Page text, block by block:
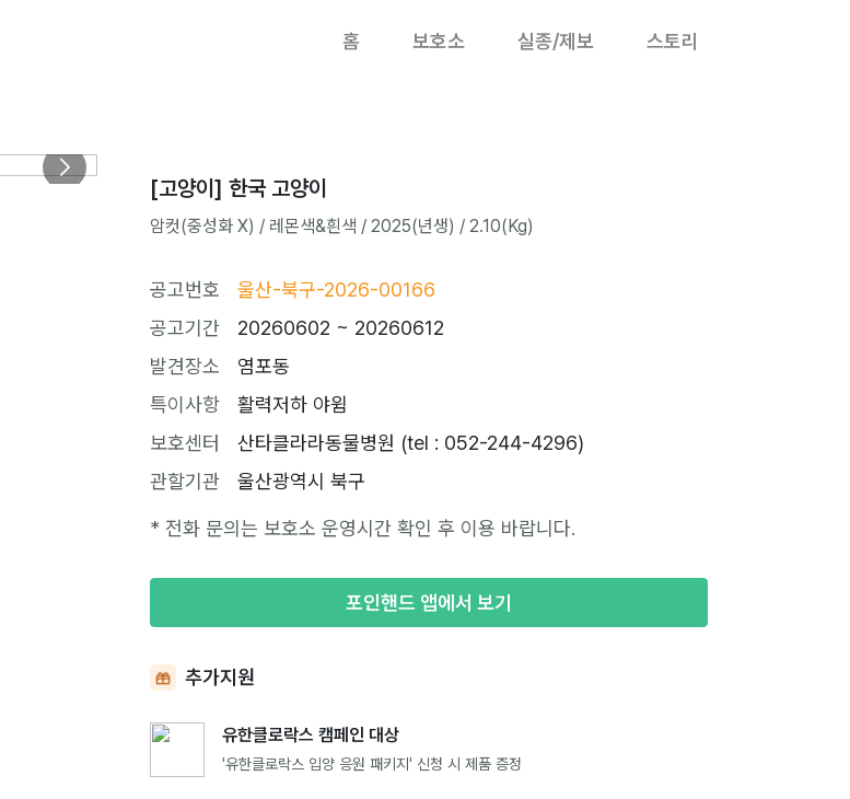
홈 보호소 실종/제보 스토리
[고양이] 한국 고양이
암컷(중성화 X) / 레몬색&흰색 / 2025(년생) / 2.10(Kg)
공고번호
울산-북구-2026-00166
공고기간
20260602 ~ 20260612
발견장소
염포동
특이사항
활력저하 야윔
보호센터
산타클라라동물병원 (tel : 052-244-4296)
관할기관
울산광역시 북구
* 전화 문의는 보호소 운영시간 확인 후 이용 바랍니다.
포인핸드 앱에서 보기
추가지원
유한클로락스 캠페인 대상
'유한클로락스 입양 응원 패키지' 신청 시 제품 증정